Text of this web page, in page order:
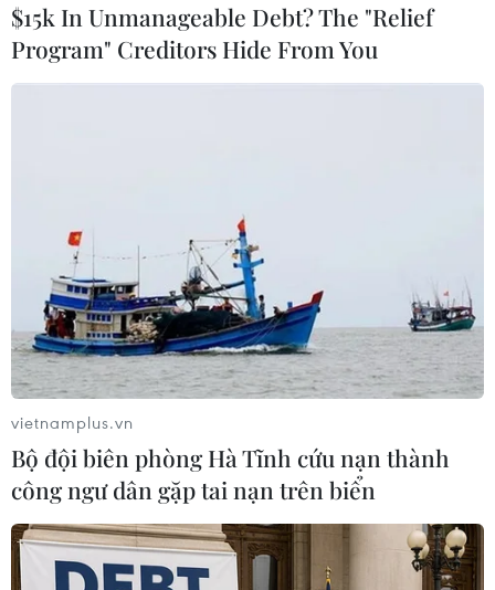
Chiều 30/8, nhóm cầu thủ mới được gọi lên Đội tuyển U23 Việt
Nam đã có buổi tập tại Sân Trung tâm Đào tạo Bóng đá trẻ Việt
Nam. (Ảnh: Việt Anh/Vietnam+)
$15k In Unmanageable Debt? The "Relief
Program" Creditors Hide From You
vietnamplus.vn
Bộ đội biên phòng Hà Tĩnh cứu nạn thành
công ngư dân gặp tai nạn trên biển